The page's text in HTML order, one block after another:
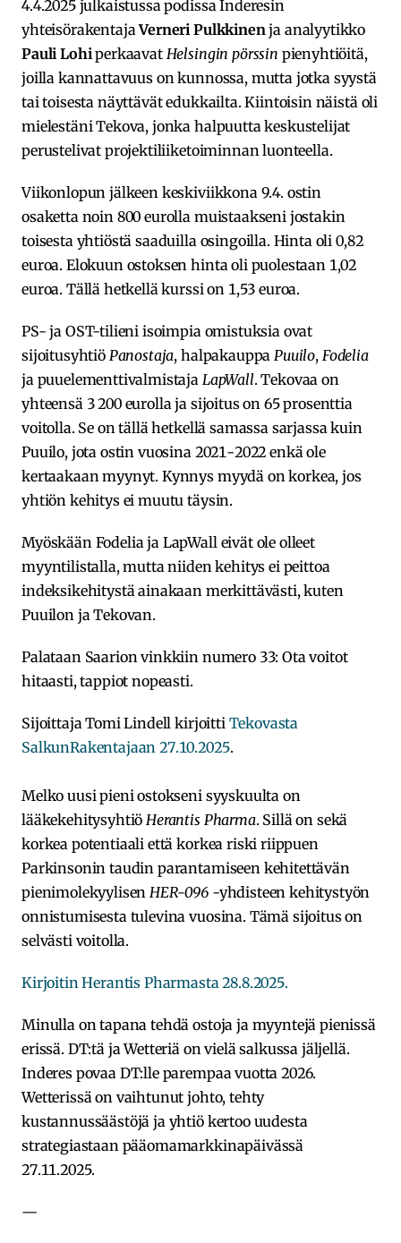
4.4.2025 julkaistussa podissa Inderesin
yhteisörakentajaVerneri Pulkkinen ja analyytikko
Pauli Lohi perkaavat Helsingin pörssin pienyhtiöitä,
joilla kannattavuus on kunnossa, mutta jotka syystä
tai toisesta näyttävät edukkailta. Kiintoisin näistä oli
mielestäni Tekova, jonka halpuutta keskustelijat
perustelivat projektiliiketoiminnan luonteella.
Viikonlopun jälkeen keskiviikkona 9.4. ostin
osaketta noin 800 eurolla muistaakseni jostakin
toisesta yhtiöstä saaduilla osingoilla. Hinta oli 0,82
euroa. Elokuun ostoksen hinta oli puolestaan 1,02
euroa. Tällä hetkellä kurssi on 1,53 euroa.
PS- ja OST-tilieni isoimpia omistuksia ovat
sijoitusyhtiö Panostaja, halpakauppa Puuilo, Fodelia
ja puuelementtivalmistaja LapWall. Tekovaa on
yhteensä 3 200 eurolla ja sijoitus on 65 prosenttia
voitolla. Se on tällä hetkellä samassa sarjassa kuin
Puuilo, jota ostin vuosina 2021-2022 enkä ole
kertaakaan myynyt. Kynnys myydä on korkea, jos
yhtiön kehitys ei muutu täysin.
Myöskään Fodelia ja LapWall eivät ole olleet
myyntilistalla, mutta niiden kehitys ei peittoa
indeksikehitystä ainakaan merkittävästi, kuten
Puuilon ja Tekovan.
Palataan Saarion vinkkiin numero 33: Ota voitot
hitaasti, tappiot nopeasti.
Sijoittaja Tomi Lindell kirjoitti Tekovasta
SalkunRakentajaan 27.10.2025.
Melko uusi pieni ostokseni syyskuulta on
lääkekehitysyhtiö Herantis Pharma. Sillä on sekä
korkea potentiaali että korkea riski riippuen
Parkinsonin taudin parantamiseen kehitettävän
pienimolekyylisen HER-096 -yhdisteen kehitystyön
onnistumisesta tulevina vuosina. Tämä sijoitus on
selvästi voitolla.
Kirjoitin Herantis Pharmasta 28.8.2025.
Minulla on tapana tehdä ostoja ja myyntejä pienissä
erissä. DT:tä ja Wetteriä on vielä salkussa jäljellä.
Inderes povaa DT:lle parempaa vuotta 2026.
Wetterissä on vaihtunut johto, tehty
kustannussäästöjä ja yhtiö kertoo uudesta
strategiastaan pääomamarkkinapäivässä
27.11.2025.
—